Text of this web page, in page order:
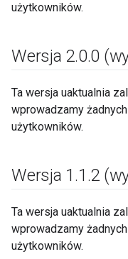
użytkowników.
Wersja 2.0.0
Ta wersja uaktualnia
wprowadzamy
użytkowników.
Wersja 1.1.2
Ta wersja uaktualnia
wprowadzamy
użytkowników.